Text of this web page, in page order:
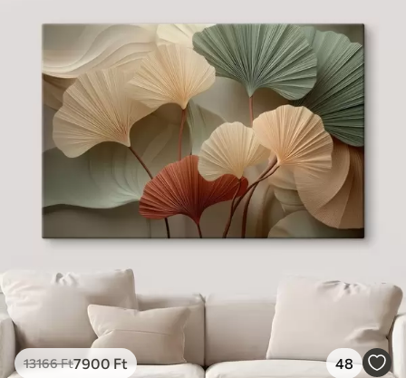
13166Ft7900Ft 48